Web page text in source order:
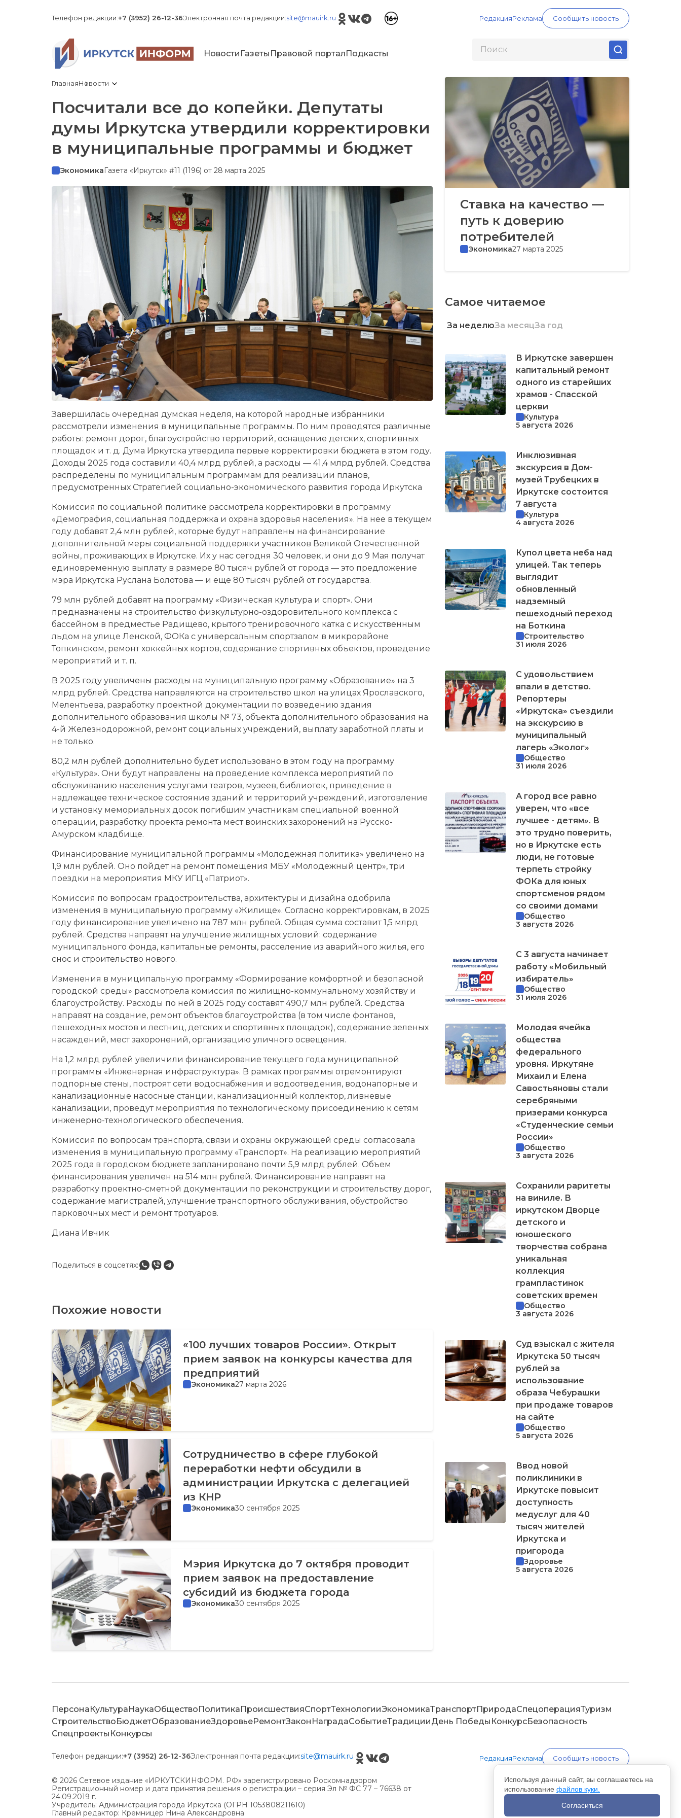
Телефон редакции:+7 (3952) 26-12-36Электронная почта редакции:site@mauirk.ru РедакцияРеклама Сообщить новость
Новости Газеты Правовой портал Подкасты
ГлавнаяНовости
Посчитали все до копейки. Депутаты
думы Иркутска утвердили корректировки
в муниципальные программы и бюджет
Экономика Газета «Иркутск» #11 (1196) от 28 марта 2025
Завершилась очередная думская неделя, на которой народные избранники
рассмотрели изменения в муниципальные программы. По ним проводятся различные
работы: ремонт дорог, благоустройство территорий, оснащение детских, спортивных
площадок и т. д. Дума Иркутска утвердила первые корректировки бюджета в этом году.
Доходы 2025 года составили 40,4 млрд рублей, а расходы — 41,4 млрд рублей. Средства
распределены по муниципальным программам для реализации планов,
предусмотренных Стратегией социально-экономического развития города Иркутска
Комиссия по социальной политике рассмотрела корректировки в программу
«Демография, социальная поддержка и охрана здоровья населения». На нее в текущем
году добавят 2,4 млн рублей, которые будут направлены на финансирование
дополнительной меры социальной поддержки участников Великой Отечественной
войны, проживающих в Иркутске. Их у нас сегодня 30 человек, и они до 9 Мая получат
единовременную выплату в размере 80 тысяч рублей от города — это предложение
мэра Иркутска Руслана Болотова — и еще 80 тысяч рублей от государства.
79 млн рублей добавят на программу «Физическая культура и спорт». Они
предназначены на строительство физкультурно-оздоровительного комплекса с
бассейном в предместье Радищево, крытого тренировочного катка с искусственным
льдом на улице Ленской, ФОКа с универсальным спортзалом в микрорайоне
Топкинском, ремонт хоккейных кортов, содержание спортивных объектов, проведение
мероприятий и т. п.
В 2025 году увеличены расходы на муниципальную программу «Образование» на 3
млрд рублей. Средства направляются на строительство школ на улицах Ярославского,
Мелентьева, разработку проектной документации по возведению здания
дополнительного образования школы № 73, объекта дополнительного образования на
4-й Железнодорожной, ремонт социальных учреждений, выплату заработной платы и
не только.
80,2 млн рублей дополнительно будет использовано в этом году на программу
«Культура». Они будут направлены на проведение комплекса мероприятий по
обслуживанию населения услугами театров, музеев, библиотек, приведение в
надлежащее техническое состояние зданий и территорий учреждений, изготовление
и установку мемориальных досок погибшим участникам специальной военной
операции, разработку проекта ремонта мест воинских захоронений на Русско-
Амурском кладбище.
Финансирование муниципальной программы «Молодежная политика» увеличено на
1,9 млн рублей. Оно пойдет на ремонт помещения МБУ «Молодежный центр», три
поездки на мероприятия МКУ ИГЦ «Патриот».
Комиссия по вопросам градостроительства, архитектуры и дизайна одобрила
изменения в муниципальную программу «Жилище». Согласно корректировкам, в 2025
году финансирование увеличено на 787 млн рублей. Общая сумма составит 1,5 млрд
рублей. Средства направят на улучшение жилищных условий: содержание
муниципального фонда, капитальные ремонты, расселение из аварийного жилья, его
снос и строительство нового.
Изменения в муниципальную программу «Формирование комфортной и безопасной
городской среды» рассмотрела комиссия по жилищно-коммунальному хозяйству и
благоустройству. Расходы по ней в 2025 году составят 490,7 млн рублей. Средства
направят на создание, ремонт объектов благоустройства (в том числе фонтанов,
пешеходных мостов и лестниц, детских и спортивных площадок), содержание зеленых
насаждений, мест захоронений, организацию уличного освещения.
На 1,2 млрд рублей увеличили финансирование текущего года муниципальной
программы «Инженерная инфраструктура». В рамках программы отремонтируют
подпорные стены, построят сети водоснабжения и водоотведения, водонапорные и
канализационные насосные станции, канализационный коллектор, ливневые
канализации, проведут мероприятия по технологическому присоединению к сетям
инженерно-технологического обеспечения.
Комиссия по вопросам транспорта, связи и охраны окружающей среды согласовала
изменения в муниципальную программу «Транспорт». На реализацию мероприятий
2025 года в городском бюджете запланировано почти 5,9 млрд рублей. Объем
финансирования увеличен на 514 млн рублей. Финансирование направят на
разработку проектно-сметной документации по реконструкции и строительству дорог,
содержание магистралей, улучшение транспортного обслуживания, обустройство
парковочных мест и ремонт тротуаров.
Диана Ивчик
Поделиться в соцсетях:
Похожие новости
«100 лучших товаров России». Открыт
прием заявок на конкурсы качества для
предприятий
Экономика27 марта 2026
Сотрудничество в сфере глубокой
переработки нефти обсудили в
администрации Иркутска с делегацией
из КНР
Экономика30 сентября 2025
Мэрия Иркутска до 7 октября проводит
прием заявок на предоставление
субсидий из бюджета города
Экономика30 сентября 2025
Ставка на качество —
путь к доверию
потребителей
Экономика27 марта 2025
Самое читаемое
За неделюЗа месяцЗа год
В Иркутске завершен
капитальный ремонт
одного из старейших
храмов - Спасской
церкви
Культура
5 августа 2026
Инклюзивная
экскурсия в Дом-
музей Трубецких в
Иркутске состоится
7 августа
Культура
4 августа 2026
Купол цвета неба над
улицей. Так теперь
выглядит
обновленный
надземный
пешеходный переход
на Боткина
Строительство
31 июля 2026
С удовольствием
впали в детство.
Репортеры
«Иркутска» съездили
на экскурсию в
муниципальный
лагерь «Эколог»
Общество
31 июля 2026
А город все равно
уверен, что «все
лучшее - детям». В
это трудно поверить,
но в Иркутске есть
люди, не готовые
терпеть стройку
ФОКа для юных
спортсменов рядом
со своими домами
Общество
3 августа 2026
С 3 августа начинает
работу «Мобильный
избиратель»
Общество
31 июля 2026
Молодая ячейка
общества
федерального
уровня. Иркутяне
Михаил и Елена
Савостьяновы стали
серебряными
призерами конкурса
«Студенческие семьи
России»
Общество
3 августа 2026
Сохранили раритеты
на виниле. В
иркутском Дворце
детского и
юношеского
творчества собрана
уникальная
коллекция
грампластинок
советских времен
Общество
3 августа 2026
Суд взыскал с жителя
Иркутска 50 тысяч
рублей за
использование
образа Чебурашки
при продаже товаров
на сайте
Общество
5 августа 2026
Ввод новой
поликлиники в
Иркутске повысит
доступность
медуслуг для 40
тысяч жителей
Иркутска и
пригорода
Здоровье
5 августа 2026
Персона Культура НаукаОбщество Политика ПроисшествияСпортТехнологииЭкономикаТранспортПриродаСпецоперацияТуризм
Строительство БюджетОбразованиеЗдоровьеРемонтЗакон НаградаСобытиеТрадицииДень Победы КонкурсБезопасность
Спецпроекты Конкурсы
Телефон редакции:+7 (3952) 26-12-36Электронная почта редакции:site@mauirk.ru РедакцияРеклама Сообщить новость
© 2026 Сетевое издание «ИРКУТСКИНФОРМ. РФ» зарегистрировано Роскомнадзором
Регистрационный номер и дата принятия решения о регистрации – серия Эл № ФС 77 – 76638 от
24.09.2019 г.
Учредитель: Администрация города Иркутска (ОГРН 1053808211610)
Главный редактор: Кремницер Нина Александровна
Используя данный сайт, вы соглашаетесь на
использование файлов куки.
Согласиться